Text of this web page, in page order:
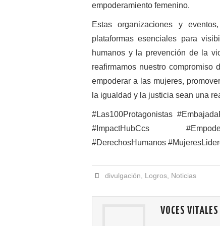
empoderamiento femenino.
Estas organizaciones y
plataformas esenciales para
humanos y la prevención de la
reafirmamos nuestro compromiso
empoderar a las mujeres,
la igualdad y la justicia sean una
#Las100Protagonistas
#ImpactHubCcs
#DerechosHumanos
divulgación Logros Noticias
VOCES